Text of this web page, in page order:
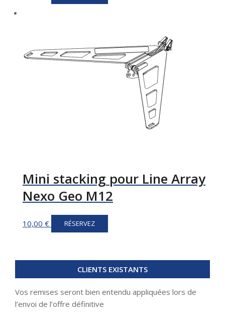
Mini stacking pour Line Array
Nexo Geo M12
10,00 € RÉSERVEZ
CLIENTS EXISTANTS
Vos remises seront bien entendu appliquées lors de
l’envoi de l’offre définitive